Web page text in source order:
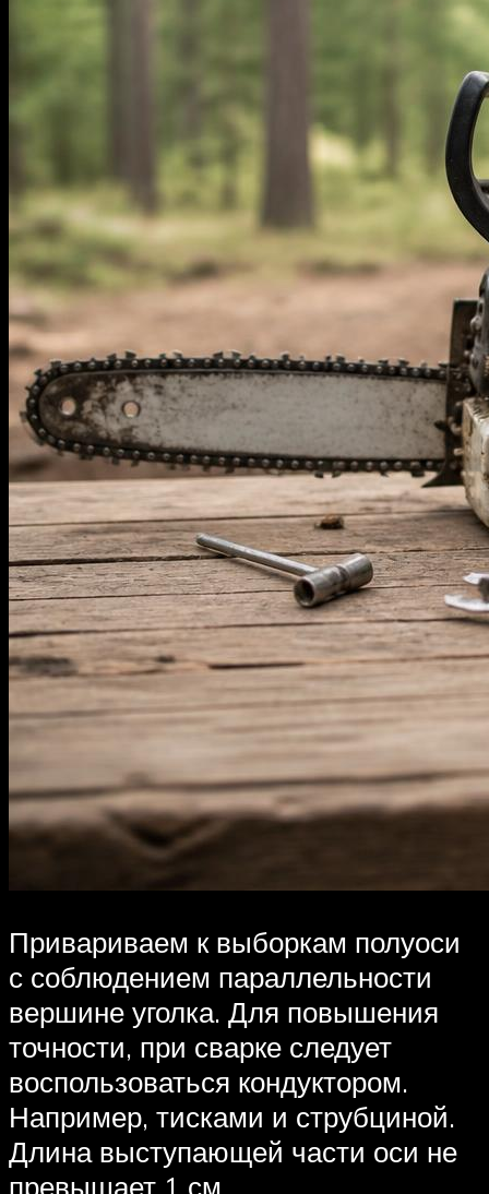
Привариваем к выборкам полуоси
с соблюдением параллельности
вершине уголка. Для повышения
точности, при сварке следует
воспользоваться кондуктором.
Например, тисками и струбциной.
Длина выступающей части оси не
превышает 1 см.